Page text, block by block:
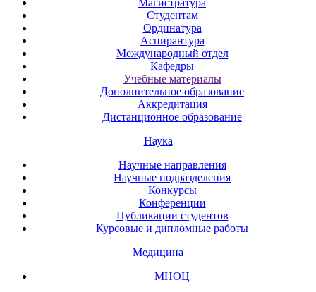
Магистратура
Студентам
Ординатура
Аспирантура
Международный отдел
Кафедры
Учебные материалы
Дополнительное образование
Аккредитация
Дистанционное образование
Наука
Научные направления
Научные подразделения
Конкурсы
Конференции
Публикации студентов
Курсовые и дипломные работы
Медицина
МНОЦ